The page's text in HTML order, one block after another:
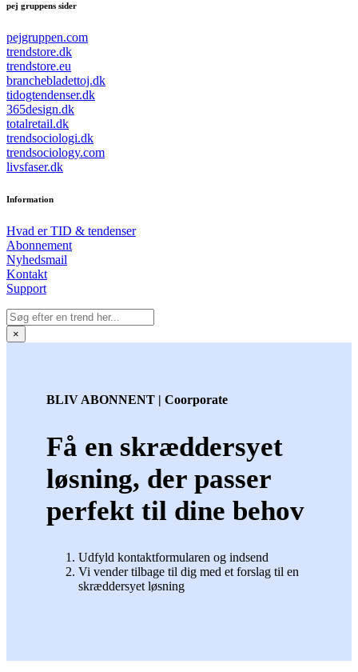
pej gruppens sider
pejgruppen.com
trendstore.dk
trendstore.eu
branchebladettoj.dk
tidogtendenser.dk
365design.dk
totalretail.dk
trendsociologi.dk
trendsociology.com
livsfaser.dk
Information
Hvad er TID & tendenser
Abonnement
Nyhedsmail
Kontakt
Support
×
BLIV ABONNENT | Coorporate
Få en skræddersyet
løsning, der passer
perfekt til dine behov
Udfyld kontaktformularen og indsend
Vi vender tilbage til dig med et forslag til en
skræddersyet løsning